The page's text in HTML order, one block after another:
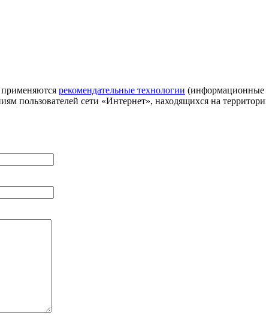
рекомендательные технологии (информационные
пользователей сети «Интернет», находящихся на